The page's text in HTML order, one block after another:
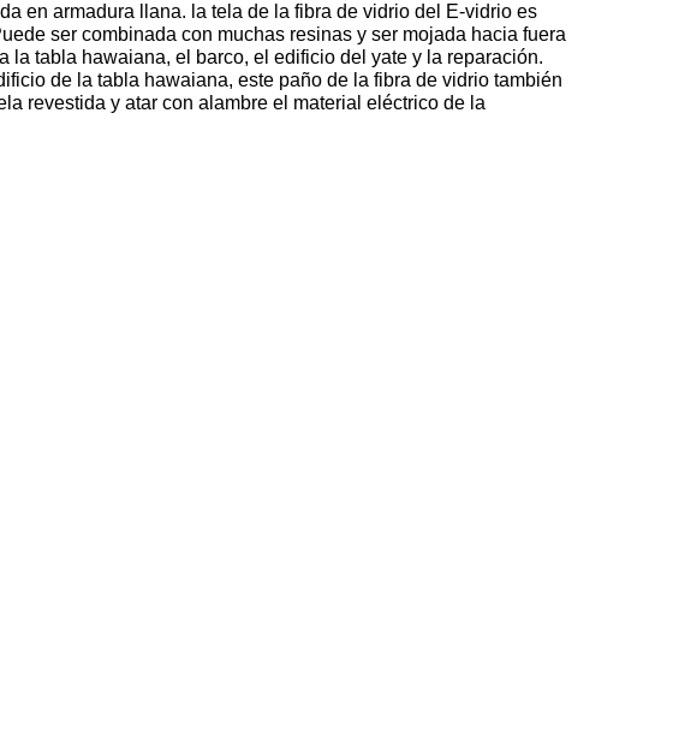
en armadura llana. la tela de la fibra de vidrio del E-vidrio es
ser combinada con muchas resinas y ser mojada hacia fuera
tabla hawaiana, el barco, el edificio del yate y la reparación.
de la tabla hawaiana, este paño de la fibra de vidrio también
revestida y atar con alambre el material eléctrico de la